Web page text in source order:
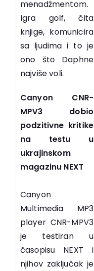
menadžmentom.
Igra golf, čita
knjige, komunicira
sa ljudima i to je
ono što Daphne
najviše voli.
Canyon CNR-
MPV3 dobio
podzitivne kritike
na testu u
ukrajinskom
magazinu NEXT
Canyon
Multimedia MP3
player CNR-MPV3
je testiran u
časopisu NEXT i
njihov zaključak je